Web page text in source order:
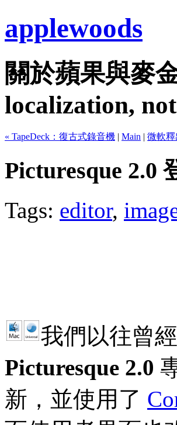
applewoods
關於蘋果與麥
localization,
« TapeDeck：復古式錄音機 | Main | 微軟釋
Picturesque 2.0
Tags: editor,
我們以往曾
Picturesque 2.0
新，並使用了